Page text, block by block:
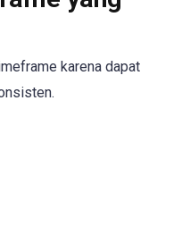
karena dapat